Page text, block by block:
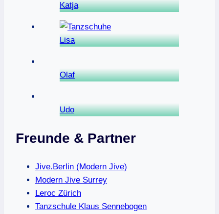
Katja
Lisa
Olaf
Udo
Freunde & Partner
Jive.Berlin (Modern Jive)
Modern Jive Surrey
Leroc Zürich
Tanzschule Klaus Sennebogen